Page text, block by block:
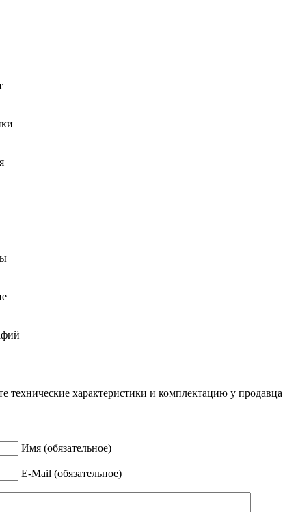
технические характеристики и комплектацию у продавца
Имя (обязательное)
E-Mail (обязательное)